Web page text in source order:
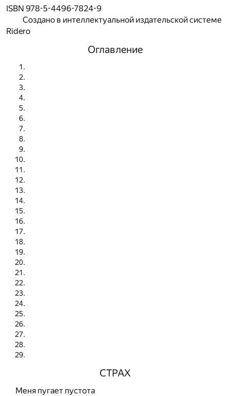
ISBN 978-5-4496-7824-9
Создано в интеллектуальной издательской системе
Ridero
Оглавление
СТРАХ
Меня пугает пустота